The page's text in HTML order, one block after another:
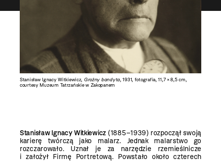
Stanisław Ignacy Witkiewicz, Groźny bandyta, 1931, fotografia, 11,7 × 8,5 cm,
courtesy Muzeum Tatrzańskie w Zakopanem
Stanisław Ignacy Witkiewicz (1885–1939) rozpoczął swoją
karierę twórczą jako malarz. Jednak malarstwo go
rozczarowało. Uznał je za narzędzie rzemieślnicze
i założył Firmę Portretową. Powstało około czterech